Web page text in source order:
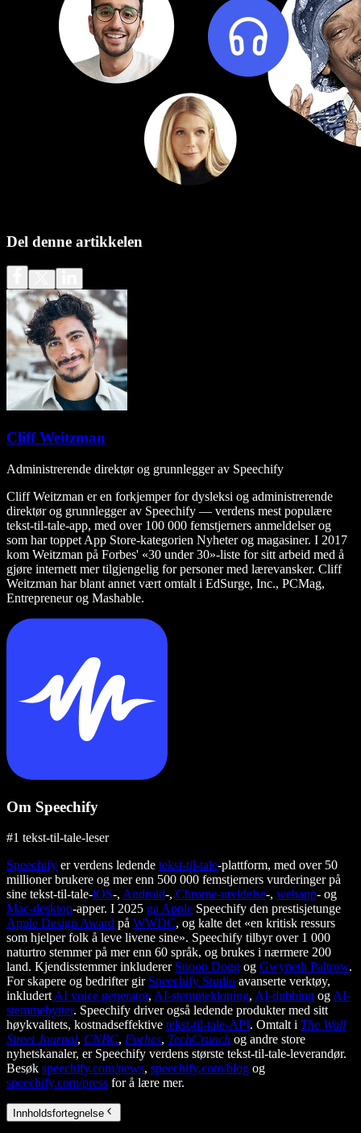
Del denne artikkelen
Cliff Weitzman
Administrerende direktør og grunnlegger av Speechify
Cliff Weitzman er en forkjemper for dysleksi og administrerende
direktør og grunnlegger av Speechify — verdens mest populære
tekst-til-tale-app, med over 100 000 femstjerners anmeldelser og
som har toppet App Store-kategorien Nyheter og magasiner. I 2017
kom Weitzman på Forbes' «30 under 30»-liste for sitt arbeid med å
gjøre internett mer tilgjengelig for personer med lærevansker. Cliff
Weitzman har blant annet vært omtalt i EdSurge, Inc., PCMag,
Entrepreneur og Mashable.
Om Speechify
#1 tekst-til-tale-leser
Speechify er verdens ledende tekst-til-tale-plattform, med over 50
millioner brukere og mer enn 500 000 femstjerners vurderinger på
sine tekst-til-tale-iOS-, Android-, Chrome-utvidelse-, webapp- og
Mac-desktop-apper. I 2025 ga Apple Speechify den prestisjetunge
Apple Design Award på WWDC, og kalte det «en kritisk ressurs
som hjelper folk å leve livene sine». Speechify tilbyr over 1 000
naturtro stemmer på mer enn 60 språk, og brukes i nærmere 200
land. Kjendisstemmer inkluderer Snoop Dogg og Gwyneth Paltrow.
For skapere og bedrifter gir Speechify Studio avanserte verktøy,
inkludert AI voice generator, AI-stemmekloning, AI-dubbing og AI-
stemmebytter. Speechify driver også ledende produkter med sitt
høykvalitets, kostnadseffektive tekst-til-tale-API. Omtalt i The Wall
Street Journal, CNBC, Forbes, TechCrunch og andre store
nyhetskanaler, er Speechify verdens største tekst-til-tale-leverandør.
Besøk speechify.com/news, speechify.com/blog og
speechify.com/press for å lære mer.
Innholdsfortegnelse